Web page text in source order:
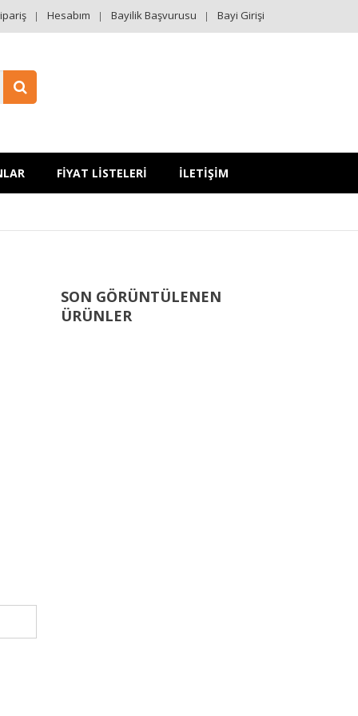
Hesabım Bayilik Başvurusu Bayi Girişi
FİYAT LİSTELERİ İLETİŞİM
SON GÖRÜNTÜLENEN
ÜRÜNLER